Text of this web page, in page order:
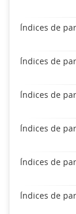
Índices de
Índices de
Índices de
Índices de
Índices de
Índices de